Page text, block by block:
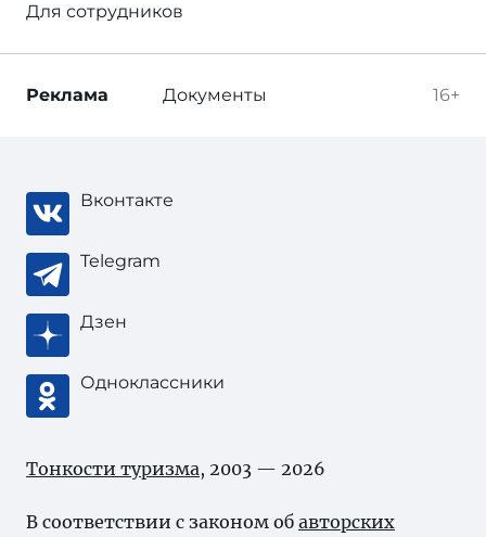
Для сотрудников
16+
Реклама Документы
Вконтакте
Telegram
Дзен
Одноклассники
Тонкости туризма, 2003 — 2026
В соответствии с законом об авторских